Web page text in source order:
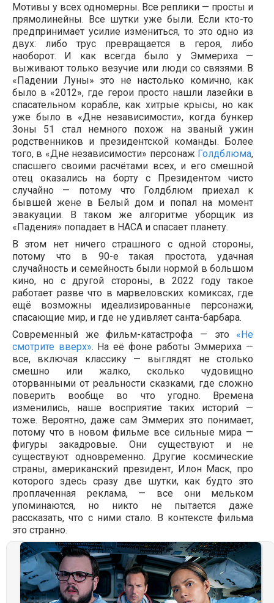
Мотивы у всех одномерны. Все реплики — просты и
прямолинейны. Все шутки уже были. Если кто-то
предпринимает усилие измениться, то это одно из
двух: либо трус превращается в героя, либо
наоборот. И как всегда было у Эммериха —
выживают только везучие или люди со связями. В
«Падении Луны» это не настолько комично, как
было в «2012», где герои просто нашли лазейки в
спасательном корабле, как хитрые крысы, но как
уже было в «Дне независимости», когда бункер
Зоны 51 стал немного похож на званый ужин
родственников и президентской команды. Более
того, в «Дне независимости» персонаж Голдблюма,
спасшего своими расчётами всех, и его смешной
отец оказались на борту с Президентом чисто
случайно — потому что Голдблюм приехал к
бывшей жене в Белый дом и попал на момент
эвакуации. В таком же алгоритме уборщик из
«Падения» попадает в НАСА и спасает планету.
В этом нет ничего страшного с одной стороны,
потому что в 90-е такая простота, удачная
случайность и семейность были нормой в большом
кино, но с другой стороны, в 2022 году такое
работает разве что в марвеловских комиксах, где
ещё возможны идеализированные персонажи,
спасающие мир, и где не удивляет санта-барбара.
Современный же фильм-катастрофа — это «Не
смотрите вверх». На её фоне работы Эммериха —
все, включая классику — выглядят не столько
смешно или жалко, сколько чудовищно
оторванными от реальности сказками, где сложно
поверить вообще во что угодно. Времена
изменились, наше восприятие таких историй —
тоже. Вероятно, даже сам Эммерих это понимает,
потому что в новом фильме все сильные мира —
фигуры закадровые. Они существуют и не
существуют одновременно. Другие космические
страны, американский президент, Илон Маск, про
которого здесь сразу две шутки, как будто это
проплаченная реклама, — все они мельком
упоминаются, но никто не пытается даже
рассказать, что с ними стало. В контексте фильма
это странно.